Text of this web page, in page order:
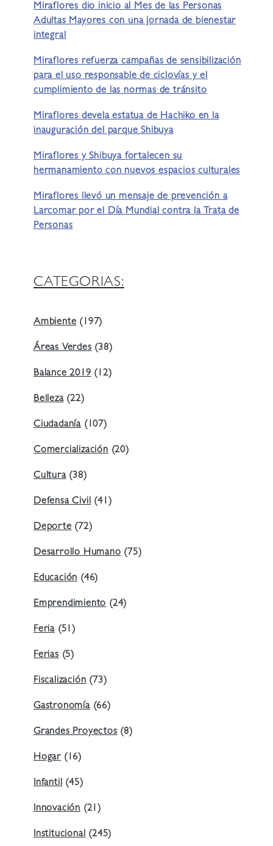
Miraflores dio inicio al Mes de las Personas
Adultas Mayores con una jornada de bienestar
integral
Miraflores refuerza campañas de sensibilización
para el uso responsable de ciclovías y el
cumplimiento de las normas de tránsito
Miraflores devela estatua de Hachiko en la
inauguración del parque Shibuya
Miraflores y Shibuya fortalecen su
hermanamiento con nuevos espacios culturales
Miraflores llevó un mensaje de prevención a
Larcomar por el Día Mundial contra la Trata de
Personas
CATEGORIAS:
Ambiente (197)
Áreas Verdes (38)
Balance 2019 (12)
Belleza(22)
Ciudadanía (107)
Comercialización (20)
Cultura(38)
Defensa Civil (41)
Deporte (72)
Desarrollo Humano (75)
Educación (46)
Emprendimiento (24)
Feria (51)
Ferias (5)
Fiscalización (73)
Gastronomía(66)
Grandes Proyectos (8)
Hogar (16)
Infantil (45)
Innovación (21)
Institucional (245)